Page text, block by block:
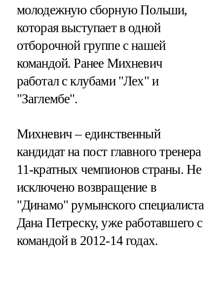
молодежную сборную Польши,
которая выступает в одной
отборочной группе с нашей
командой. Ранее Михневич
работал с клубами "Лех" и
"Заглембе".
Михневич – единственный
кандидат на пост главного тренера
11-кратных чемпионов страны. Не
исключено возвращение в
"Динамо" румынского специалиста
Дана Петреску, уже работавшего с
командой в 2012-14 годах.